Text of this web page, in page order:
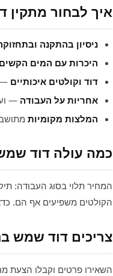
איך לבחור מתקין
ניסיון בהתקנה
היכרות עם המים הקשים
דוד וקולטים איכותיים —
אחריות על העבודה —
המלצות מקומיות
כמה עולה דוד
המחיר תלוי בסוג העבודה:
הקולטים משפיעים אף הם.
צריכים דוד שמש
השאירו פרטים וקבלו הצעת